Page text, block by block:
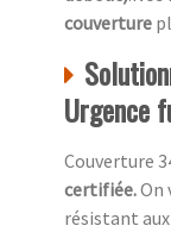
couverture
Urgence
Couverture
certifiée.On
résistant